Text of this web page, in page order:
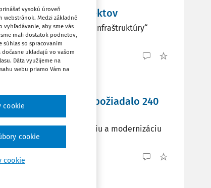
pre 102 projektov
modernizácia športovej infraštruktúry“
ako 46,7 milióna eura.
čítania
podporu športu požiadalo 240
na výstavbu, rekonštrukciu a modernizáciu
čítania
vysokú úroveň
Medzi základné
vyhľadávanie, aby sme vás
mali dostatok podnetov,
súhlas so spracovaním
ukladajú vo vašom
Dáta využijeme na
webu priamo Vám na
cookie
cookie
cookie